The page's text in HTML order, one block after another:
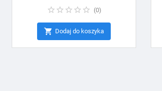
(0)
 Dodaj do koszyka